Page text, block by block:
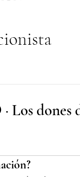
Los dones